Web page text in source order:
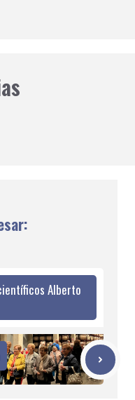
Alberto